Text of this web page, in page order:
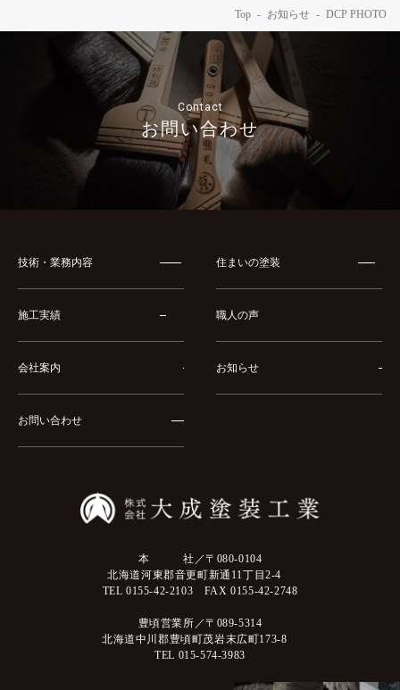
Top お知らせ DCP PHOTO
Contact
お問い合わせ
技術・業務内容 住まいの塗装
施工実績 職人の声
会社案内 お知らせ
お問い合わせ
本 社／〒080-0104
北海道河東郡音更町新通11丁目2-4
TEL 0155-42-2103 FAX 0155-42-2748
豊頃営業所／〒089-5314
北海道中川郡豊頃町茂岩末広町173-8
TEL 015-574-3983